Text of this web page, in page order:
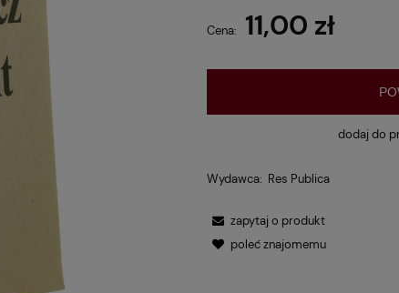
Cena: 11,00 zł
dodaj do
Wydawca: Res Publica
zapytaj o produkt
poleć znajomemu